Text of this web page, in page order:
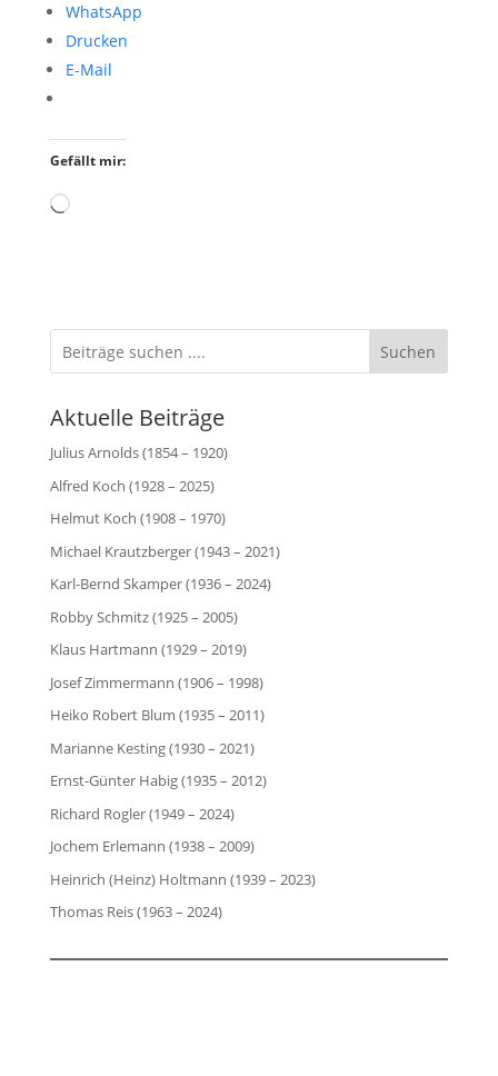
WhatsApp
Drucken
E-Mail
Gefällt mir:
Wird
Suchen
Aktuelle Beiträge
Julius Arnolds (1854 – 1920)
Alfred Koch (1928 – 2025)
Helmut Koch (1908 – 1970)
Michael Krautzberger (1943 – 2021)
Karl-Bernd Skamper (1936 – 2024)
Robby Schmitz (1925 – 2005)
Klaus Hartmann (1929 – 2019)
Josef Zimmermann (1906 – 1998)
Heiko Robert Blum (1935 – 2011)
Marianne Kesting (1930 – 2021)
Ernst-Günter Habig (1935 – 2012)
Richard Rogler (1949 – 2024)
Jochem Erlemann (1938 – 2009)
Heinrich (Heinz) Holtmann (1939 – 2023)
Thomas Reis (1963 – 2024)